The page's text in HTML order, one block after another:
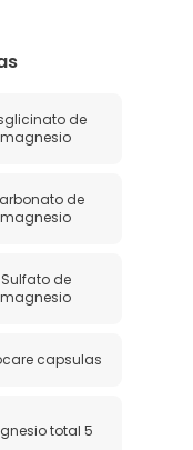
de
magnesio
de
magnesio
Sulfato de
magnesio
capsulas
total 5